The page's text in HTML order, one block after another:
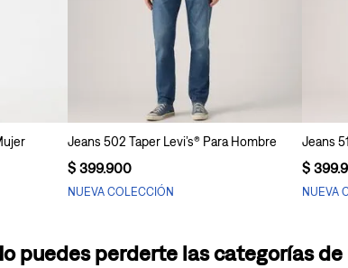
Agregar al carrito
Jeans 502 Taper Levi’s® Para Hombre
$ 399.900
NUEVA COLECCIÓN
Jeans
$ 399.
NUEVA
puedes perderte las categorías